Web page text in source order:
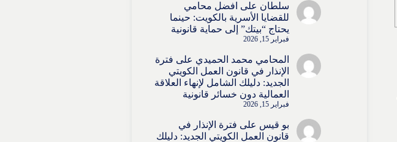
سلطان على افضل محامي
للقضايا الأسرية بالكويت: حينما
يحتاج “بيتك” إلى حماية قانونية
فبراير 15, 2026
المحامي محمد الحميدي على فترة
الإنذار في قانون العمل الكويتي
الجديد: دليلك الشامل لإنهاء العلاقة
العمالية دون خسائر قانونية
فبراير 15, 2026
بو قيس على فترة الإنذار في
قانون العمل الكويتي الجديد: دليلك